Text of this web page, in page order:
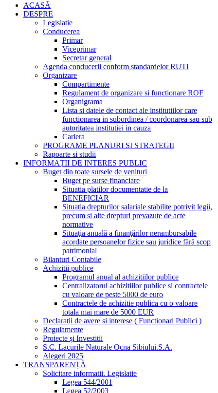
ACASĂ
DESPRE
Legislatie
Conducerea
Primar
Viceprimar
Secretar general
Agenda conducerii conform standardelor RUTI
Organizare
Compartimente
Regulament de organizare si functionare ROF
Organigrama
Lista si datele de contact ale institutiilor care
functionarea in subordinea / coordonarea sau sub
autoritatea institutiei in cauza
Cariera
PROGRAME PLANURI SI STRATEGII
Rapoarte si studii
INFORMAȚII DE INTERES PUBLIC
Buget din toate sursele de venituri
Buget pe surse financiare
Situatia platilor documentatie de la
BENEFICIAR
Situatia drepturilor salariale stabilite potrivit legii,
precum si alte drepturi prevazute de acte
normative
Situaţia anuală a finanţărilor nerambursabile
acordate persoanelor fizice sau juridice fără scop
patrimonial
Bilanturi Contabile
Achizitii publice
Programul anual al achizitiilor publice
Centralizatorul achizitiilor publice si contractele
cu valoare de peste 5000 de euro
Contractele de achizitie publica cu o valoare
totala mai mare de 5000 EUR
Declaratii de avere si interese ( Functionari Publici )
Regulamente
Proiecte și Investitii
S.C. Lacurile Naturale Ocna Sibiului.S.A.
Alegeri 2025
TRANSPARENȚĂ
Solicitare informatii. Legislatie
Legea 544/2001
Legea 52/2003